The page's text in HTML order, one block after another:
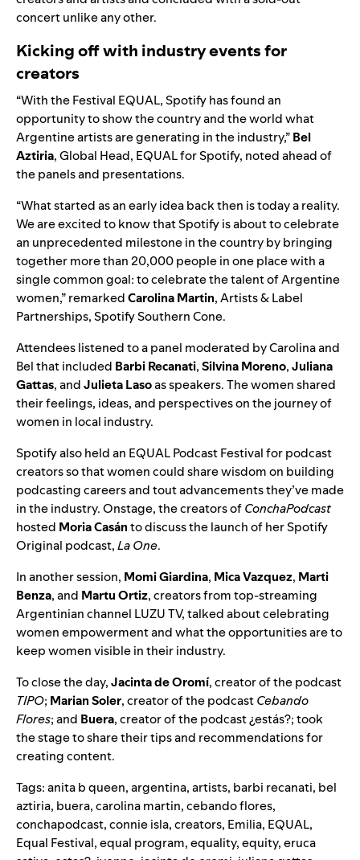
concert unlike any other.
Kicking off with industry events for
creators
“With the Festival EQUAL, Spotify has found an
opportunity to show the country and the world what
Argentine artists are generating in the industry,”Bel
Aztiria, Global Head, EQUAL for Spotify, noted ahead of
the panels and presentations.
“What started as an early idea back then is today a reality.
We are excited to know that Spotify is about to celebrate
an unprecedented milestone in the country by bringing
together more than 20,000 people in one place with a
single common goal: to celebrate the talent of Argentine
women,” remarkedCarolina Martin, Artists & Label
Partnerships, Spotify Southern Cone.
Attendees listened to a panel moderated by Carolina and
Bel that included Barbi Recanati,Silvina Moreno,Juliana
Gattas, andJulieta Lasoas speakers. The women shared
their feelings, ideas, and perspectives on the journey of
women in local industry.
Spotify also held an EQUAL Podcast Festival for podcast
creators so that women could share wisdom on building
podcasting careers and tout advancements they’ve made
in the industry. Onstage, the creators ofConchaPodcast
hosted Moria Casánto discuss the launch of her Spotify
Original podcast,La One.
In another session, Momi Giardina, Mica Vazquez, Marti
Benza, and Martu Ortiz, creators from top-streaming
Argentinian channel LUZU TV, talked about celebrating
women empowerment and what the opportunities are to
keep women visible in their industry.
To close the day,Jacinta de Oromí, creator of the podcast
TIPO; Marian Soler, creator of the podcastCebando
Flores; and Buera, creator of the podcast¿estás?; took
the stage to share their tips and recommendations for
creating content.
Tags:anita b queen,argentina,artists, barbi recanati, bel
aztiria, buera,carolina martin,cebando flores,
conchapodcast,connie isla,creators, Emilia, EQUAL,
Equal Festival,equal program,equality,equity,eruca